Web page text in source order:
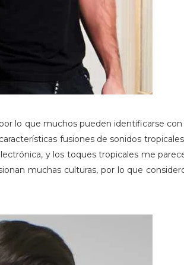
lo que muchos pueden identificarse con
fusiones de sonidos
y los toques tropicales me
muchas culturas, por lo que